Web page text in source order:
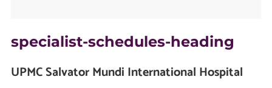
specialist-schedules-heading
UPMC Salvator Mundi International Hospital